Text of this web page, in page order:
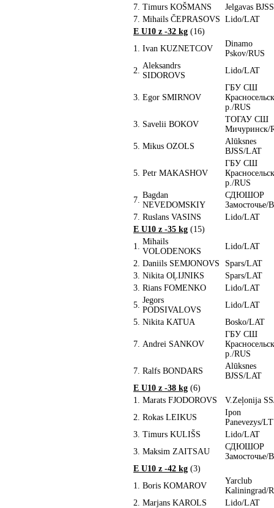
7. Timurs KOŠMANS
Jelgavas
7. Mihails ČEPRASOVS Lido/LAT
E U10 z -32 kg (16)
1. Ivan KUZNETCOV
Dinamo
Pskov/RUS
2.
Aleksandrs
SIDOROVS
Lido/LAT
3. Egor SMIRNOV
ГБУ СШ
р./RUS
3. Savelii BOKOV
ТОГАУ СШ
Мичуринск/
5. Mikus OZOLS
Alūksnes
BJSS/LAT
5. Petr MAKASHOV
ГБУ СШ
р./RUS
7.
Bagdan
NEVEDOMSKIY
СДЮШОР
Замосточье/
7. Ruslans VASINS
Lido/LAT
E U10 z -35 kg (15)
1.
Mihails
VOLODENOKS
Lido/LAT
2. Daniils SEMJONOVS
Spars/LAT
3. Nikita OĻIJNIKS
Spars/LAT
3. Rians FOMENKO
Lido/LAT
5.
Jegors
PODSIVALOVS
Lido/LAT
5. Nikita KATUA Bosko/LAT
7. Andrei SANKOV
ГБУ СШ
р./RUS
7. Ralfs BONDARS
Alūksnes
BJSS/LAT
E U10 z -38 kg (6)
1. Marats FJODOROVS
V.Zeļonija
2. Rokas LEIKUS
Ipon
Panevezys/
3. Timurs KULIŠS
Lido/LAT
3. Maksim ZAITSAU
СДЮШОР
Замосточье/
E U10 z -42 kg (3)
1. Boris KOMAROV
Yarclub
Kaliningrad/
2. Marjans KAROLS
Lido/LAT